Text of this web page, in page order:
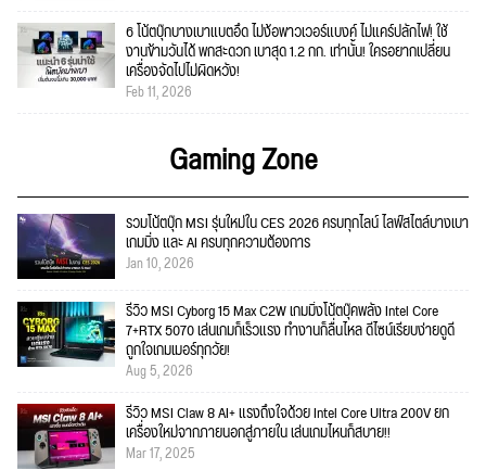
6 โน้ตบุ๊กบางเบาแบตอึด ไม่ง้อพาวเวอร์แบงค์ ไม่แคร์ปลั๊กไฟ! ใช้
งานข้ามวันได้ พกสะดวก เบาสุด 1.2 กก. เท่านั้น! ใครอยากเปลี่ยน
เครื่องจัดไปไม่ผิดหวัง!
Feb 11, 2026
Gaming Zone
รวมโน้ตบุ๊ก MSI รุ่นใหม่ใน CES 2026 ครบทุกไลน์ ไลฟ์สไตล์บางเบา
เกมมิ่ง และ AI ครบทุกความต้องการ
Jan 10, 2026
รีวิว MSI Cyborg 15 Max C2W เกมมิ่งโน้ตบุ๊คพลัง Intel Core
7+RTX 5070 เล่นเกมก็เร็วแรง ทำงานก็ลื่นไหล ดีไซน์เรียบง่ายดูดี
ถูกใจเกมเมอร์ทุกวัย!
Aug 5, 2026
รีวิว MSI Claw 8 AI+ แรงถึงใจด้วย Intel Core Ultra 200V ยก
เครื่องใหม่จากภายนอกสู่ภายใน เล่นเกมไหนก็สบาย!!
Mar 17, 2025